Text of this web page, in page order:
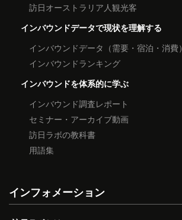
訪日オーストラリア人観光客
インバウンドデータで現状を理解する
インバウンドデータ（需要・宿泊・消費）
インバウンドランキング
インバウンドを体系的に学ぶ
インバウンド調査レポート
セミナー・アーカイブ動画
訪日ラボの教科書
用語集
インフォメーション